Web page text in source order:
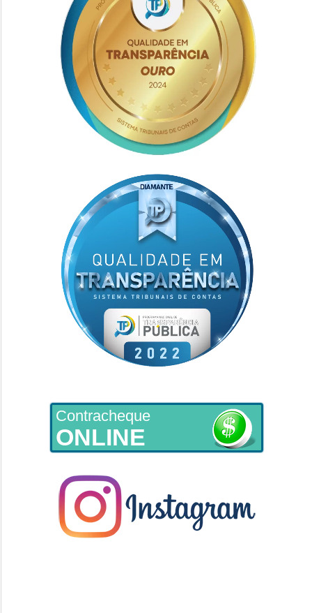
Contracheque
ONLINE